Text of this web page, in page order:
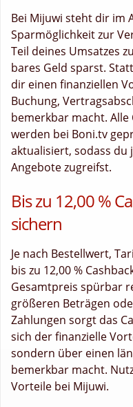
Bei Mijuwi steht dir im
Sparmöglichkeit zur
Teil deines Umsatzes
bares Geld sparst.
dir einen finanziellen
Buchung,
bemerkbar macht.
werden bei Boni.tv
aktualisiert, sodass du
Angebote zugreifst.
Bis zu 12,00 %
sichern
Je nach Bestellwert,
bis zu 12,00 %
Gesamtpreis spürbar
größeren Beträgen
Zahlungen sorgt das
sich der finanzielle
sondern über einen
bemerkbar macht.
Vorteile bei Mijuwi.